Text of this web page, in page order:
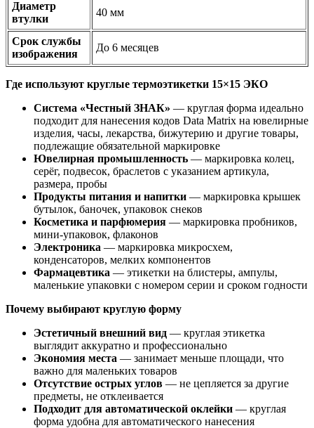
Диаметр
втулки
40 мм
Срок службы
изображения
До 6 месяцев
Где используют круглые термоэтикетки 15×15 ЭКО
Система «Честный ЗНАК» — круглая форма идеально
подходит для нанесения кодов Data Matrix на ювелирные
изделия, часы, лекарства, бижутерию и другие товары,
подлежащие обязательной маркировке
Ювелирная промышленность — маркировка колец,
серёг, подвесок, браслетов с указанием артикула,
размера, пробы
Продукты питания и напитки — маркировка крышек
бутылок, баночек, упаковок снеков
Косметика и парфюмерия — маркировка пробников,
мини-упаковок, флаконов
Электроника — маркировка микросхем,
конденсаторов, мелких компонентов
Фармацевтика — этикетки на блистеры, ампулы,
маленькие упаковки с номером серии и сроком годности
Почему выбирают круглую форму
Эстетичный внешний вид — круглая этикетка
выглядит аккуратно и профессионально
Экономия места — занимает меньше площади, что
важно для маленьких товаров
Отсутствие острых углов — не цепляется за другие
предметы, не отклеивается
Подходит для автоматической оклейки — круглая
форма удобна для автоматического нанесения